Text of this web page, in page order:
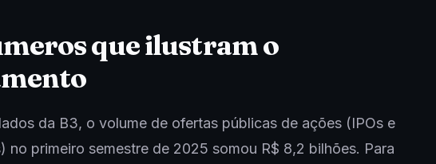
que ilustram o
da B3, o volume de ofertas públicas de ações (IPOs e
no primeiro semestre de 2025 somou R$ 8,2 bilhões. Para